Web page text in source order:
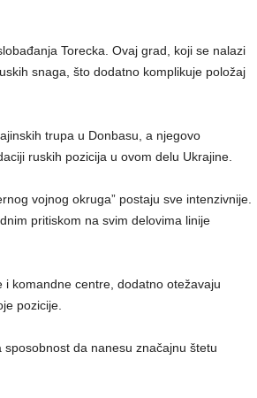
Torecka. Ovaj grad, koji se nalazi
snaga, što dodatno komplikuje položaj
trupa u Donbasu, a njegovo
ruskih pozicija u ovom delu Ukrajine.
vojnog okruga” postaju sve intenzivnije.
pritiskom na svim delovima linije
komandne centre, dodatno otežavaju
pozicije.
da nanesu značajnu štetu